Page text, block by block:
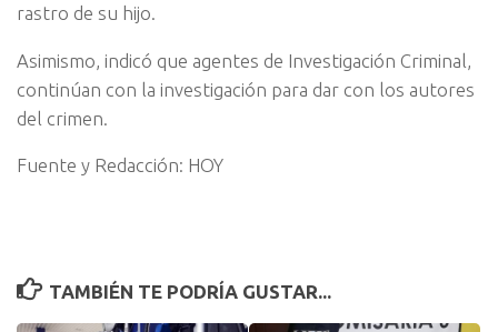
rastro de su hijo.
Asimismo, indicó que agentes de Investigación Criminal,
continúan con la investigación para dar con los autores
del crimen.
Fuente y Redacción: HOY
TAMBIÉN TE PODRÍA GUSTAR...